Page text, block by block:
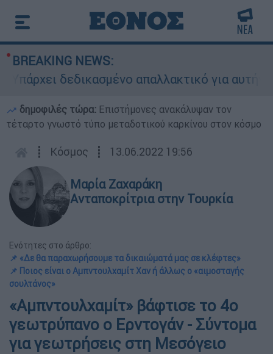
BREAKING NEWS:
δεδικασμένο απαλλακτικό για αυτήν»: Τι
δημοφιλές τώρα: Επιστήμονες ανακάλυψαν τον
τέταρτο γνωστό τύπο μεταδοτικού καρκίνου στον κόσμο
┋ Κόσμος ┋ 13.06.2022 19:56
Μαρία Ζαχαράκη
Ανταποκρίτρια στην Τουρκία
Ενότητες στο άρθρο:
📌 «Δε θα παραχωρήσουμε τα δικαιώματά μας σε κλέφτες»
📌 Ποιος είναι ο Αμπντουλχαμίτ Χαν ή άλλως ο «αιμοσταγής
σουλτάνος»
«Αμπντουλχαμίτ» βάφτισε το 4ο
γεωτρύπανο ο Ερντογάν - Σύντομα
για γεωτρήσεις στη Μεσόγειο